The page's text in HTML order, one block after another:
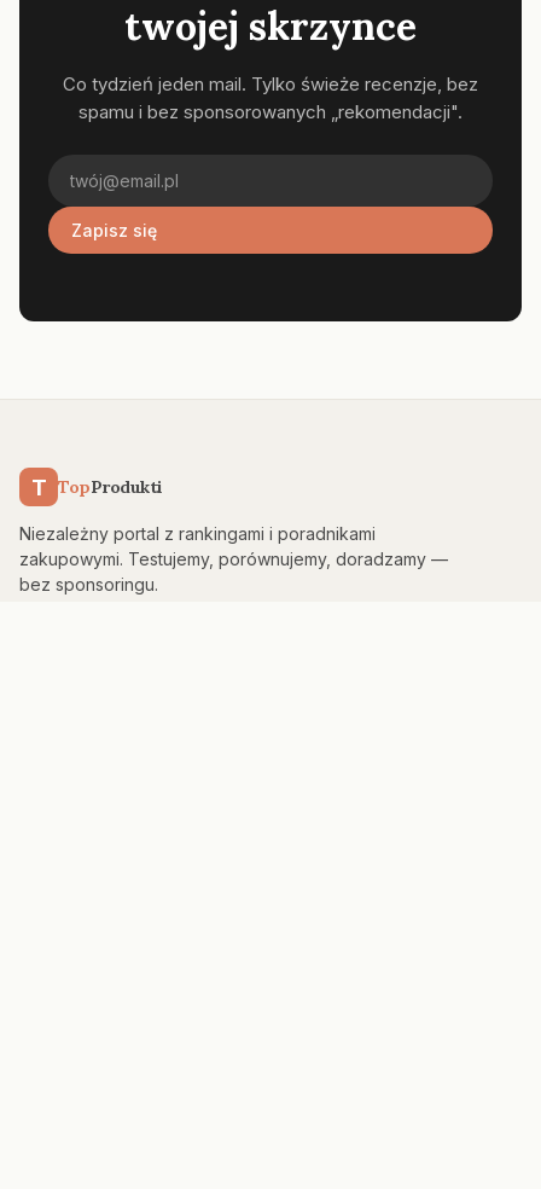
twojej skrzynce
Co tydzień jeden mail. Tylko świeże recenzje, bez
spamu i bez sponsorowanych „rekomendacji".
Zapisz się
T TopProdukti
Niezależny portal z rankingami i poradnikami
zakupowymi. Testujemy, porównujemy, doradzamy —
bez sponsoringu.